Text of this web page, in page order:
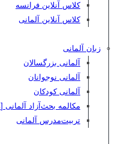
کلاس آنلاین فرانسه
کلاس آنلاین آلمانی
زبان آلمانی
آلمانی بزرگسالان
آلمانی نوجوانان
آلمانی کودکان
مکالمه بحث‌آزاد آلمانی [K-Kurs]
تربیت‌مدرس آلمانی